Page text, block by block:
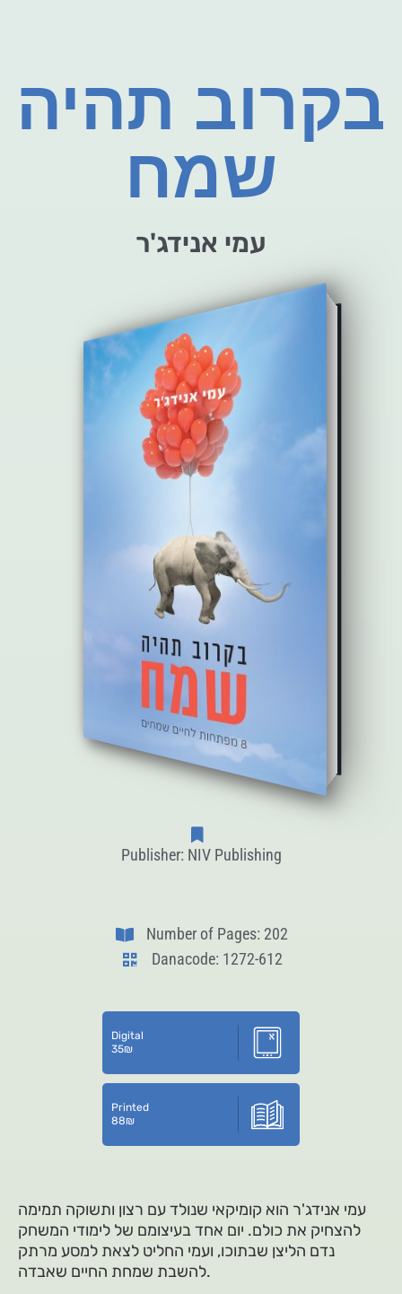
בקרוב תהיה
שמח
עמי אנידג'ר
Publisher: NIV Publishing
Number of Pages: 202
Danacode: 1272-612
Digital
35₪
Printed
88₪
עמי אנידג'ר הוא קומיקאי שנולד עם רצון ותשוקה תמימה
להצחיק את כולם. יום אחד בעיצומם של לימודי המשחק
נדם הליצן שבתוכו, ועמי החליט לצאת למסע מרתק
להשבת שמחת החיים שאבדה.